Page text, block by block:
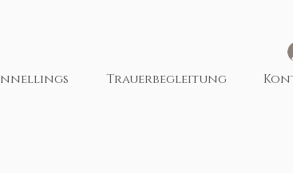
Trauerbegleitung